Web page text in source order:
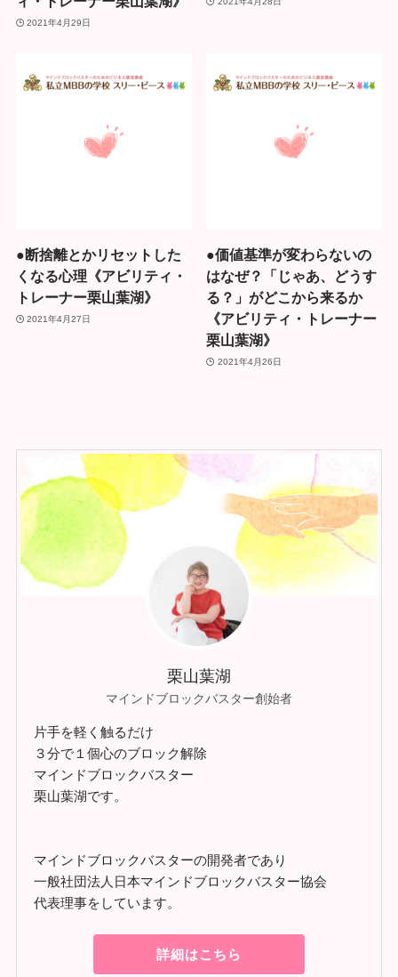
2021年4月29日
●断捨離とかリセットした
くなる心理《アビリティ・
トレーナー栗山葉湖》
2021年4月27日
●価値基準が変わらないの
はなぜ？「じゃあ、どうす
る？」がどこから来るか
《アビリティ・トレーナー
栗山葉湖》
2021年4月26日
栗山葉湖
マインドブロックバスター創始者
片手を軽く触るだけ
３分で１個心のブロック解除
マインドブロックバスター
栗山葉湖です。
マインドブロックバスターの開発者であり
一般社団法人日本マインドブロックバスター協会
代表理事をしています。
詳細はこちら